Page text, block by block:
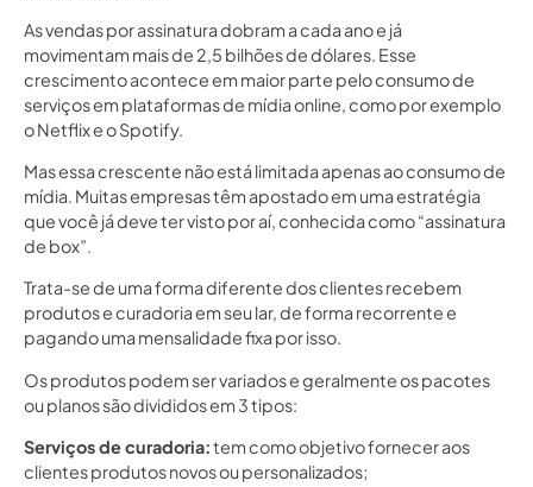
As vendas por assinatura dobram a cada ano e já
movimentam mais de 2,5 bilhões de dólares. Esse
crescimento acontece em maior parte pelo consumo de
serviços em plataformas de mídia online, como por exemplo
o Netflix e o Spotify.
Mas essa crescente não está limitada apenas ao consumo de
mídia. Muitas empresas têm apostado em uma estratégia
que você já deve ter visto por aí, conhecida como “assinatura
de box”.
Trata-se de uma forma diferente dos clientes recebem
produtos e curadoria em seu lar, de forma recorrente e
pagando uma mensalidade fixa por isso.
Os produtos podem ser variados e geralmente os pacotes
ou planos são divididos em 3 tipos:
Serviços de curadoria:tem como objetivo fornecer aos
clientes produtos novos ou personalizados;